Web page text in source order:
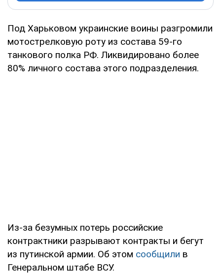
Под Харьковом украинские воины разгромили
мотострелковую роту из состава 59-го
танкового полка РФ. Ликвидировано более
80% личного состава этого подразделения.
Из-за безумных потерь российские
контрактники разрывают контракты и бегут
из путинской армии. Об этом сообщили в
Генеральном штабе ВСУ.